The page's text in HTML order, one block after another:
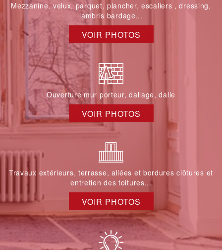
Mezzanine, velux, parquet, plancher, escaliers , dressing,
lambris bardage...
VOIR PHOTOS
Ouverture mur porteur, dallage, dalle
VOIR PHOTOS
Travaux extérieurs, terrasse, allées et bordures clôtures et
entretien des toitures...
VOIR PHOTOS